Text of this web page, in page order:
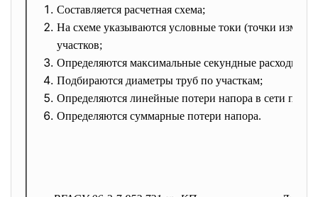
Составляется расчетная схема;
На схеме указываются условные токи (точки
участков;
Определяются максимальные секундные расходы
Подбираются диаметры труб по участкам;
Определяются линейные потери напора в сети по
Определяются суммарные потери напора.